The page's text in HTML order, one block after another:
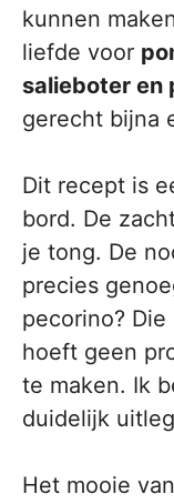
kunnen
liefde voor
salieboter en
gerecht bijna
Dit recept is
bord. De
je tong. De
precies
pecorino?
hoeft geen
te maken. Ik
duidelijk
Het mooie